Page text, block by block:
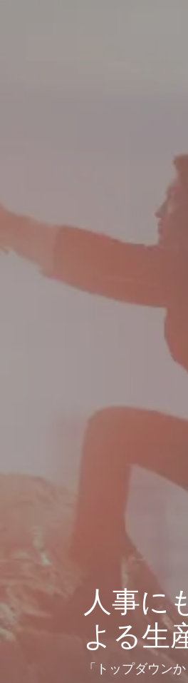
人事に
よる生
「トップダウン